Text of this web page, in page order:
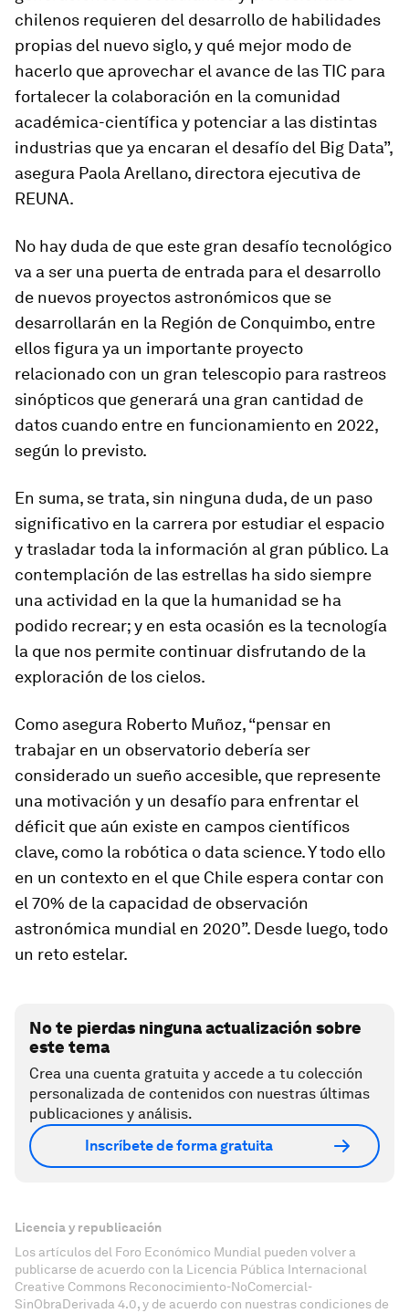
chilenos requieren del desarrollo de habilidades
propias del nuevo siglo, y qué mejor modo de
hacerlo que aprovechar el avance de las TIC para
fortalecer la colaboración en la comunidad
académica-científica y potenciar a las distintas
industrias que ya encaran el desafío del Big Data”,
asegura Paola Arellano, directora ejecutiva de
REUNA.
No hay duda de que este gran desafío tecnológico
va a ser una puerta de entrada para el desarrollo
de nuevos proyectos astronómicos que se
desarrollarán en la Región de Conquimbo, entre
ellos figura ya un importante proyecto
relacionado con un gran telescopio para rastreos
sinópticos que generará una gran cantidad de
datos cuando entre en funcionamiento en 2022,
según lo previsto.
En suma, se trata, sin ninguna duda, de un paso
significativo en la carrera por estudiar el espacio
y trasladar toda la información al gran público. La
contemplación de las estrellas ha sido siempre
una actividad en la que la humanidad se ha
podido recrear; y en esta ocasión es la tecnología
la que nos permite continuar disfrutando de la
exploración de los cielos.
Como asegura Roberto Muñoz, “pensar en
trabajar en un observatorio debería ser
considerado un sueño accesible, que represente
una motivación y un desafío para enfrentar el
déficit que aún existe en campos científicos
clave, como la robótica o data science. Y todo ello
en un contexto en el que Chile espera contar con
el 70% de la capacidad de observación
astronómica mundial en 2020”. Desde luego, todo
un reto estelar.
No te pierdas ninguna actualización sobre
este tema
Crea una cuenta gratuita y accede a tu colección
personalizada de contenidos con nuestras últimas
publicaciones y análisis.
Inscríbete de forma gratuita
Licencia y republicación
Los artículos del Foro Económico Mundial pueden volver a
publicarse de acuerdo con la Licencia Pública Internacional
Creative Commons Reconocimiento-NoComercial-
SinObraDerivada 4.0, y de acuerdo con nuestras condiciones de